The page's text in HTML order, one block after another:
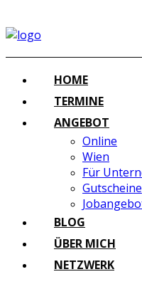
HOME
TERMINE
ANGEBOT
Online
Wien
Für
Gutscheine
BLOG
ÜBER MICH
NETZWERK